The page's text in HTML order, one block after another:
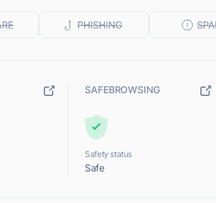
SAFEBROWSING
Safety status
Safe